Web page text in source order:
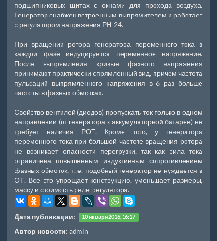
подшипниковых щитах с окнами для прохода воздуха.
Генератор снабжен встроенным выпрямителем и работает
с регулятором напряжения РН-24.
При вращении ротора генератора переменного тока в
каждой фазе индуцируется переменное напряжение.
После выпрямления кривые фазного напряжения
принимают практически спрямленный вид, причем частота
пульсаций выпрямленного напряжения в 6 раз больше
частоты в фазных обмотках.
Свойство вентилей (диодов) пропускать ток только в одном
направлении (от генератора к аккумуляторной батарее) не
требует наличия РОТ. Кроме того, у генератора
переменного тока при большой частоте вращения ротора
не возникает опасности перегрузки, так как сила тока
ограничена повышенным индуктивным сопротивлением
фазных обмоток, т. е. подобный генератор не нуждается в
ОТ. Все это упрощает конструкцию, уменьшает размеры,
массу и стоимость реле-регулятора.
Дата публикации: 10 января 2016, 16:17
Автор новости: admin